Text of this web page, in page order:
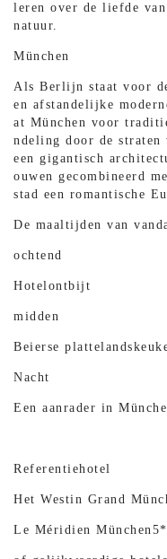
leren over de liefde
natuur.
München
Als Berlijn staat voor
en afstandelijke
at München voor
ndeling door de straten
een gigantisch
ouwen gecombineerd
stad een romantische
De maaltijden van
ochtend
Hotelontbijt
midden
Beierse
Nacht
Een aanrader in
Referentiehotel
Het Westin Grand
Le Méridien München5*